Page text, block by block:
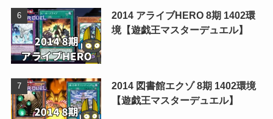
2014 アライブHERO 8期 1402環
境【遊戯王マスターデュエル】
2014 図書館エクゾ 8期 1402環境
【遊戯王マスターデュエル】